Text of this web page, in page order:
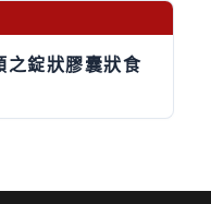
之錠狀膠囊狀食